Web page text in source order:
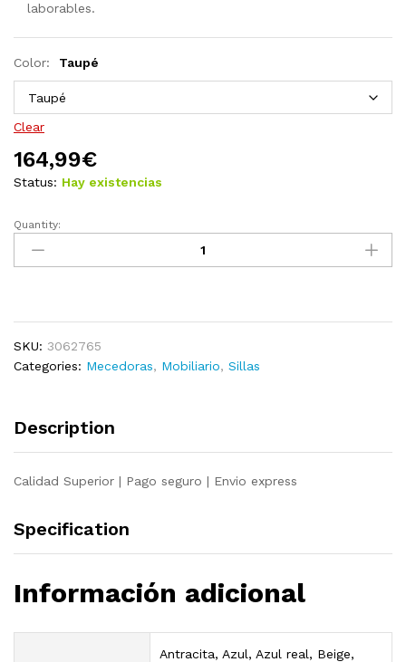
laborables.
Color: Taupé
Clear
164,99€
Status: Hay existencias
Silla
mecedora
de
con
cojín
quantity
Quantity:
SKU: 3062765
Categories: Mecedoras, Mobiliario, Sillas
Description
Calidad Superior | Pago seguro | Envio express
Specification
Información adicional
Antracita, Azul, Azul real, Beige,